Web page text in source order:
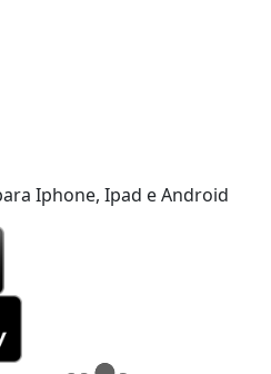
Iphone, Ipad e Android